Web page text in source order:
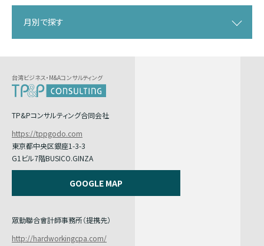
月別で探す
台湾ビジネス・M&Aコンサルティング
TP&Pコンサルティング合同会社
https://tppgodo.com
東京都中央区銀座1-3-3
G1ビル7階BUSICO.GINZA
GOOGLE MAP
眾勤聯合會計師事務所（提携先）
http://hardworkingcpa.com/